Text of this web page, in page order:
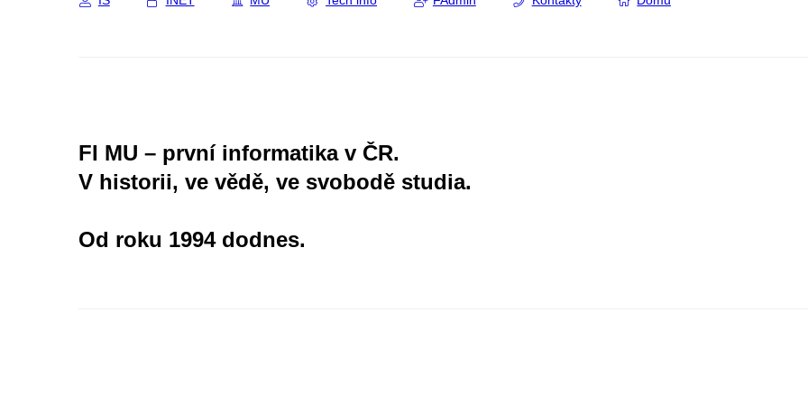
FI MU – první informatika v ČR.
V historii, ve vědě, ve svobodě studia.
Od roku 1994 dodnes.